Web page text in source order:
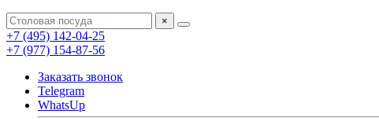
×
+7 (495) 142-04-25
+7 (977) 154-87-56
Заказать звонок
Telegram
WhatsUp